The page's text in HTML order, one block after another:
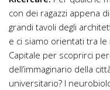
con dei ragazzi appena
grandi tavoli degli
e ci siamo orientati tra
Capitale per scoprirci
dell’immaginario della
universitario? I